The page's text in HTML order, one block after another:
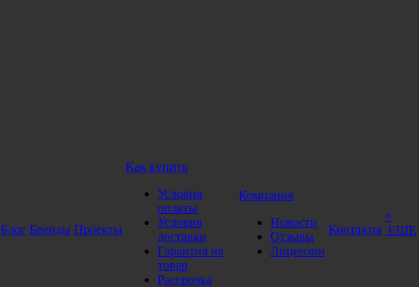
Блог Бренды Проекты
Как купить
Условия
оплаты
Условия
доставки
Гарантия на
товар
Рассрочка
Компания
Новости
Отзывы
Лицензии
Контакты
+
ЕЩЕ
он на полу. Благодаря защитным резиновым ножкам
могут работать как взаимозависимо, так и автономно друг от
расширяют количество выполняемых упражнений, но подходят
ягодицы, переднюю, заднюю часть бедер, мышцы голени. В